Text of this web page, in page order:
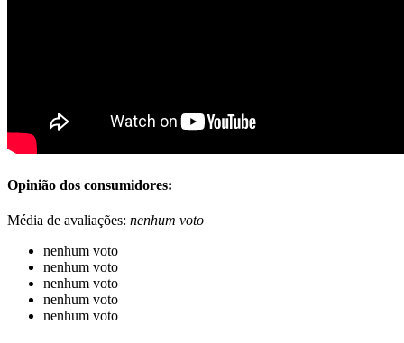
Opinião dos consumidores:
Média de avaliações: nenhum voto
nenhum voto
nenhum voto
nenhum voto
nenhum voto
nenhum voto